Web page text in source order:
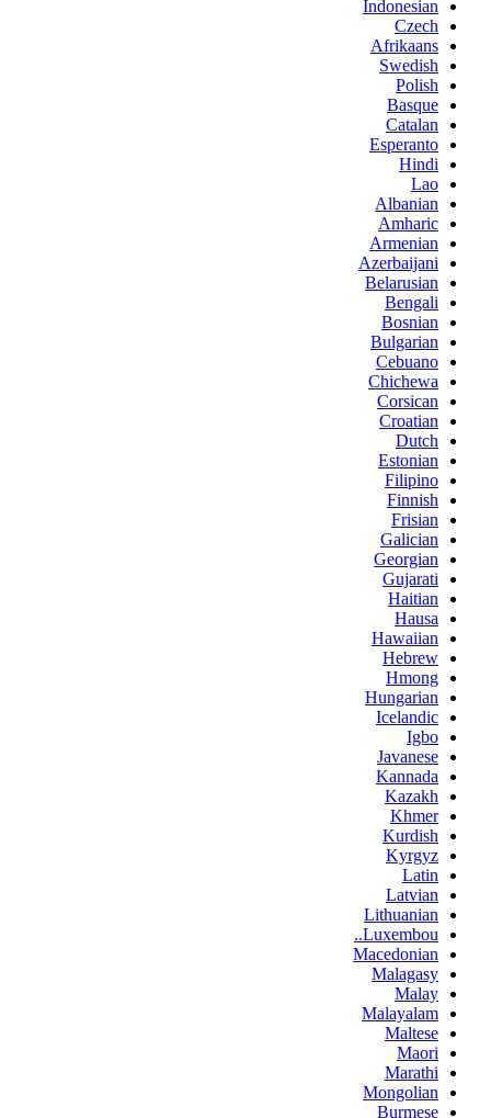
Indonesian
Czech
Afrikaans
Swedish
Polish
Basque
Catalan
Esperanto
Hindi
Lao
Albanian
Amharic
Armenian
Azerbaijani
Belarusian
Bengali
Bosnian
Bulgarian
Cebuano
Chichewa
Corsican
Croatian
Dutch
Estonian
Filipino
Finnish
Frisian
Galician
Georgian
Gujarati
Haitian
Hausa
Hawaiian
Hebrew
Hmong
Hungarian
Icelandic
Igbo
Javanese
Kannada
Kazakh
Khmer
Kurdish
Kyrgyz
Latin
Latvian
Lithuanian
Luxembou..
Macedonian
Malagasy
Malay
Malayalam
Maltese
Maori
Marathi
Mongolian
Burmese